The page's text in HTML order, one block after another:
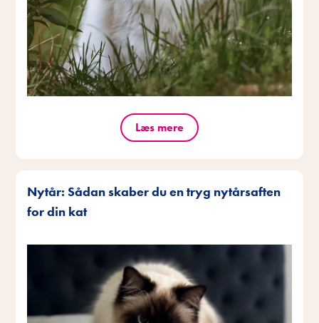
Læs mere
Nytår: Sådan skaber du en tryg nytårsaften
for din kat